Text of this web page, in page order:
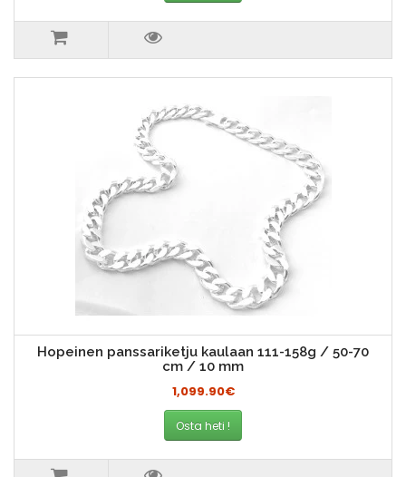
Hopeinen panssariketju kaulaan 111-158g / 50-70
cm / 10 mm
1,099.90€
Osta heti !